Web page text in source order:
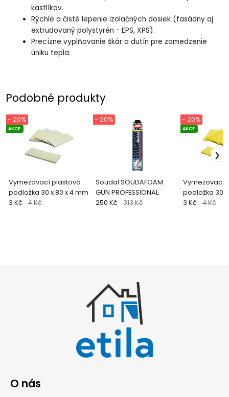
kastlíkov.
Rýchle a čisté lepenie izolačných dosiek (fasádny aj
extrudovaný polystyrén - EPS, XPS).
Precízne vyplňovanie škár a dutín pre zamedzenie
úniku tepla.
Podobné produkty
Vymezovací plastová
podložka 30 x 80 x 4 mm
AKCE
- 20%
3 Kč 4 Kč
Soudal SOUDAFOAM
GUN PROFESSIONAL
- 20%
250 Kč 313 Kč
Vymezovací
podložka 30
AKCE
- 20%
3 Kč 4 Kč
O nás